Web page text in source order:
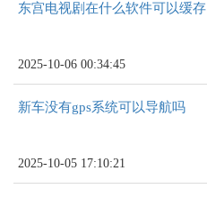
东宫电视剧在什么软件可以缓存
2025-10-06 00:34:45
新车没有gps系统可以导航吗
2025-10-05 17:10:21